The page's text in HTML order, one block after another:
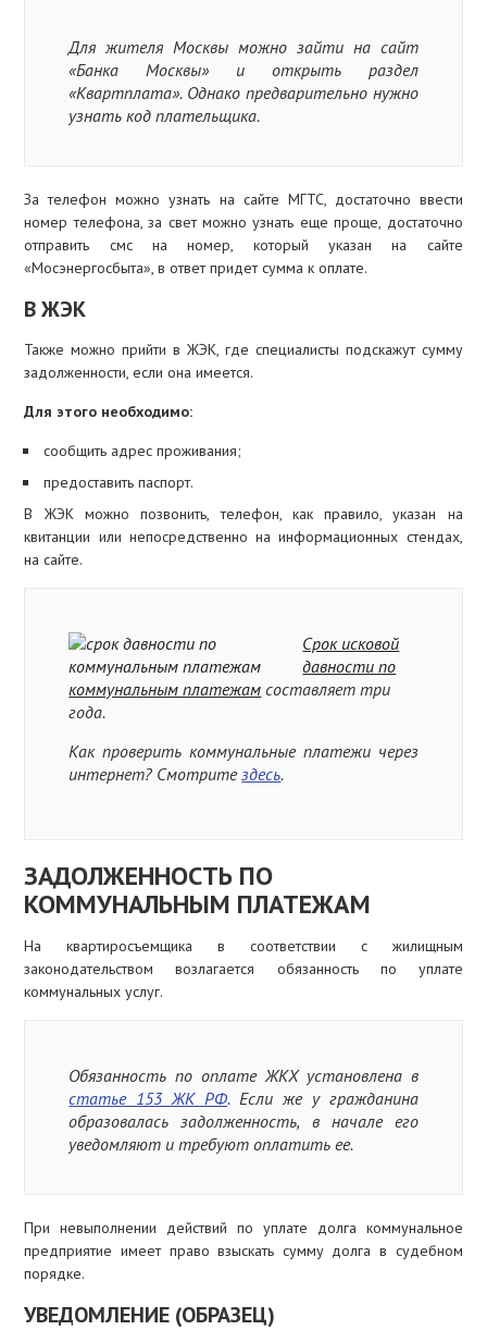
Для жителя Москвы можно зайти на сайт
«Банка Москвы» и открыть раздел
«Квартплата». Однако предварительно нужно
узнать код плательщика.
За телефон можно узнать на сайте МГТС, достаточно ввести
номер телефона, за свет можно узнать еще проще, достаточно
отправить смс на номер, который указан на сайте
«Мосэнергосбыта», в ответ придет сумма к оплате.
В ЖЭК
Также можно прийти в ЖЭК, где специалисты подскажут сумму
задолженности, если она имеется.
Для этого необходимо:
сообщить адрес проживания;
предоставить паспорт.
В ЖЭК можно позвонить, телефон, как правило, указан на
квитанции или непосредственно на информационных стендах,
на сайте.
Срок исковой
давности по
коммунальным платежам составляет три
года.
Как проверить коммунальные платежи через
интернет? Смотритездесь.
ЗАДОЛЖЕННОСТЬ ПО
КОММУНАЛЬНЫМ ПЛАТЕЖАМ
На квартиросъемщика в соответствии с жилищным
законодательством возлагается обязанность по уплате
коммунальных услуг.
Обязанность по оплате ЖКХ установлена в
статье 153 ЖК РФ. Если же у гражданина
образовалась задолженность, в начале его
уведомляют и требуют оплатить ее.
При невыполнении действий по уплате долга коммунальное
предприятие имеет право взыскать сумму долга в судебном
порядке.
УВЕДОМЛЕНИЕ (ОБРАЗЕЦ)